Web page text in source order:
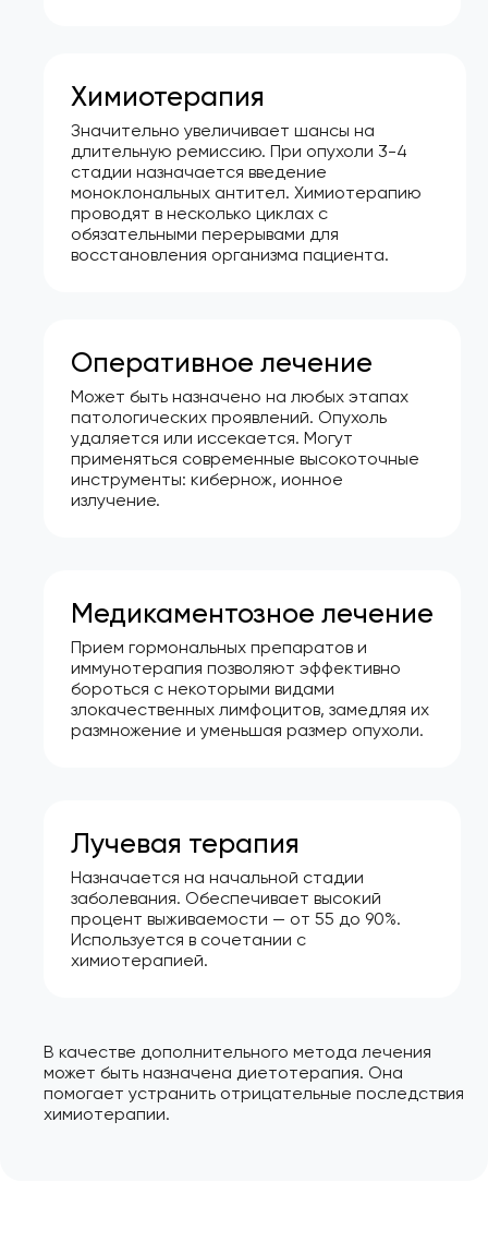
Химиотерапия
Значительно увеличивает шансы на
длительную ремиссию. При опухоли 3-4
стадии назначается введение
моноклональных антител. Химиотерапию
проводят в несколько циклах с
обязательными перерывами для
восстановления организма пациента.
Оперативное лечение
Может быть назначено на любых этапах
патологических проявлений. Опухоль
удаляется или иссекается. Могут
применяться современные высокоточные
инструменты: кибернож, ионное
излучение.
Медикаментозное лечение
Прием гормональных препаратов и
иммунотерапия позволяют эффективно
бороться с некоторыми видами
злокачественных лимфоцитов, замедляя их
размножение и уменьшая размер опухоли.
Лучевая терапия
Назначается на начальной стадии
заболевания. Обеспечивает высокий
процент выживаемости — от 55 до 90%.
Используется в сочетании с
химиотерапией.
В качестве дополнительного метода лечения
может быть назначена диетотерапия. Она
помогает устранить отрицательные последствия
химиотерапии.